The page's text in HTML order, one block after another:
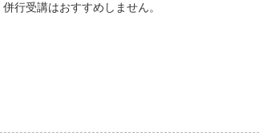
行受講はおすすめしません。